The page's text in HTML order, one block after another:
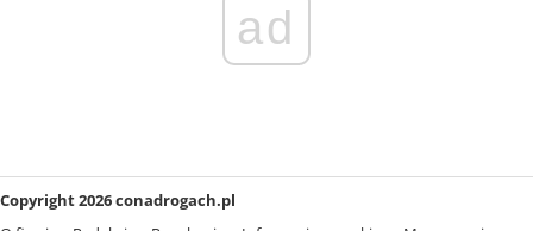
ad
Copyright 2026 conadrogach.pl